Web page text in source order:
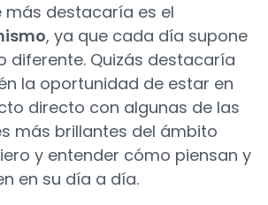
más destacaría es el
, ya que cada día supone
diferente. Quizás destacaría
la oportunidad de estar en
directo con algunas de las
más brillantes del ámbito
y entender cómo piensan y
en su día a día.